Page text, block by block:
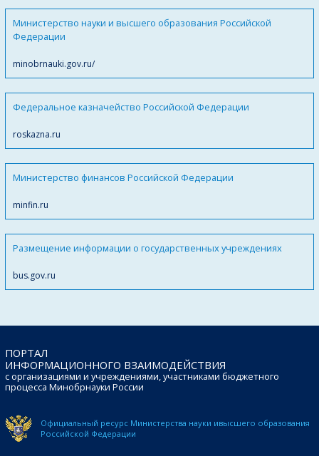
Министерство науки и высшего образования Российской
Федерации
minobrnauki.gov.ru/
Федеральное казначейство Российской Федерации
roskazna.ru
Министерство финансов Российской Федерации
minfin.ru
Размещение информации о государственных учреждениях
bus.gov.ru
ПОРТАЛ
ИНФОРМАЦИОННОГО ВЗАИМОДЕЙСТВИЯ
с организациями и учреждениями, участниками бюджетного
процесса Минобрнауки России
Официальный ресурс Министерства науки ивысшего образования
Российской Федерации